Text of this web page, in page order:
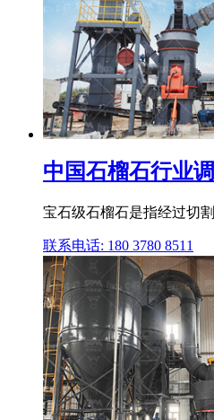
中国石榴石行业
宝石级石榴石是指经过切
联系电话: 180 3780 8511